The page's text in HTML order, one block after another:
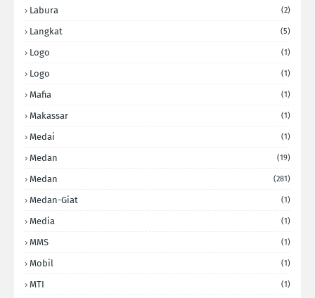
Labura (2)
Langkat (5)
Logo (1)
Logo (1)
Mafia (1)
Makassar (1)
Medai (1)
Medan (19)
Medan (281)
Medan-Giat (1)
Media (1)
MMS (1)
Mobil (1)
MTI (1)